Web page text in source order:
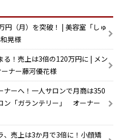
円（月）を突破！ | 美容室「しゅ
晃様
る！売上は3倍の120万円に | メン
ナー藤河優花様
ナーへ！一人サロンで月商は350
ン「ガランテリー」 オーナー
、売上は3か月で3倍に！小顔矯